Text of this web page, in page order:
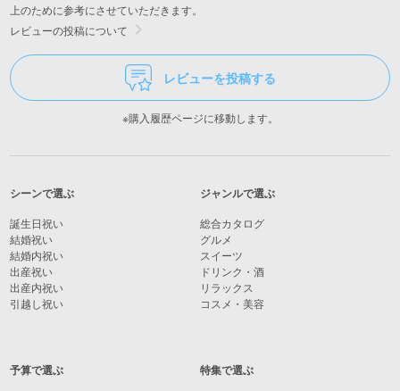
上のために参考にさせていただきます。
レビューの投稿について
レビューを投稿する
※購入履歴ページに移動します。
シーンで選ぶ
誕生日祝い
結婚祝い
結婚内祝い
出産祝い
出産内祝い
引越し祝い
予算で選ぶ
ジャンルで選ぶ
総合カタログ
グルメ
スイーツ
ドリンク・酒
リラックス
コスメ・美容
特集で選ぶ